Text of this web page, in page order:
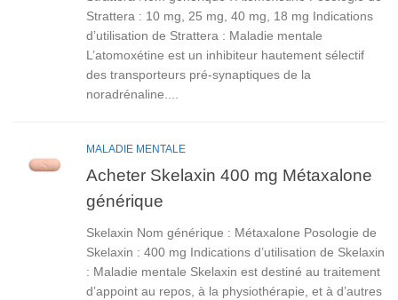
Strattera : 10 mg, 25 mg, 40 mg, 18 mg Indications
d’utilisation de Strattera : Maladie mentale
L’atomoxétine est un inhibiteur hautement sélectif
des transporteurs pré-synaptiques de la
noradrénaline....
MALADIE MENTALE
Acheter Skelaxin 400 mg Métaxalone
générique
Skelaxin Nom générique : Métaxalone Posologie de
Skelaxin : 400 mg Indications d’utilisation de Skelaxin
: Maladie mentale Skelaxin est destiné au traitement
d’appoint au repos, à la physiothérapie, et à d’autres